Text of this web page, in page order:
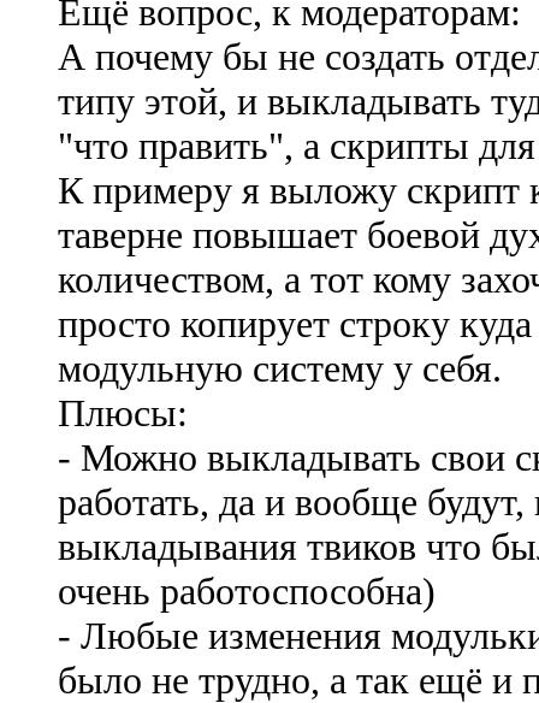
Ещё вопрос, к модераторам:
А почему бы не создать
типу этой, и выкладывать
"что править", а скрипты
К примеру я выложу скрипт
таверне повышает боевой
количеством, а тот кому
просто копирует строку
модульную систему у себя.
Плюсы:
- Можно выкладывать свои
работать, да и вообще будут,
выкладывания твиков что
очень работоспособна)
- Любые изменения
было не трудно, а так ещё и